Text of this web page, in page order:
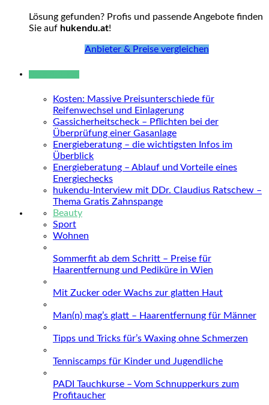
Lösung gefunden? Profis und passende Angebote finden
Sie auf hukendu.at!
Anbieter & Preise vergleichen
Kosten: Massive Preisunterschiede für
Reifenwechsel und Einlagerung
Gassicherheitscheck – Pflichten bei der
Überprüfung einer Gasanlage
Energieberatung – die wichtigsten Infos im
Überblick
Energieberatung – Ablauf und Vorteile eines
Energiechecks
hukendu-Interview mit DDr. Claudius Ratschew –
Thema Gratis Zahnspange
Beauty
Sport
Wohnen
Sommerfit ab dem Schritt – Preise für
Haarentfernung und Pediküre in Wien
Mit Zucker oder Wachs zur glatten Haut
Man(n) mag’s glatt – Haarentfernung für Männer
Tipps und Tricks für’s Waxing ohne Schmerzen
Tenniscamps für Kinder und Jugendliche
PADI Tauchkurse – Vom Schnupperkurs zum
Profitaucher